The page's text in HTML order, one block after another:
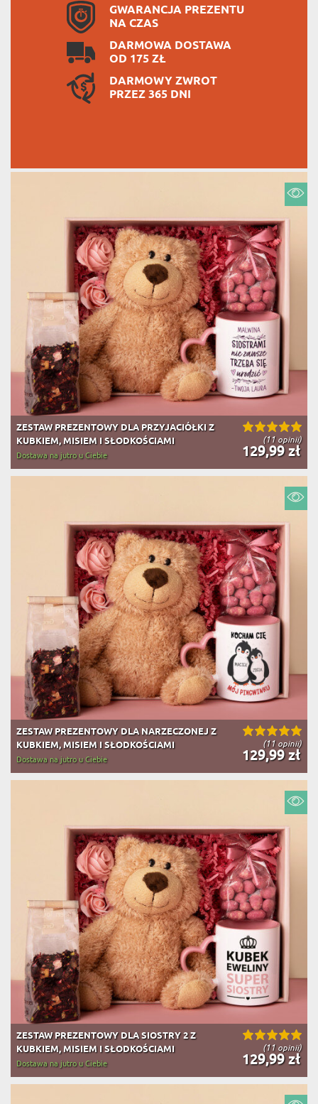
GWARANCJA PREZENTU
NA CZAS
DARMOWA DOSTAWA
OD 175 ZŁ
DARMOWY ZWROT
PRZEZ 365 DNI
(11 opinii)
ZESTAW PREZENTOWY DLA PRZYJACIÓŁKI Z
KUBKIEM, MISIEM I SŁODKOŚCIAMI
129,99 zł
Dostawa na jutro u Ciebie
(11 opinii)
ZESTAW PREZENTOWY DLA NARZECZONEJ Z
KUBKIEM, MISIEM I SŁODKOŚCIAMI
129,99 zł
Dostawa na jutro u Ciebie
(11 opinii)
ZESTAW PREZENTOWY DLA SIOSTRY 2 Z
KUBKIEM, MISIEM I SŁODKOŚCIAMI
129,99 zł
Dostawa na jutro u Ciebie